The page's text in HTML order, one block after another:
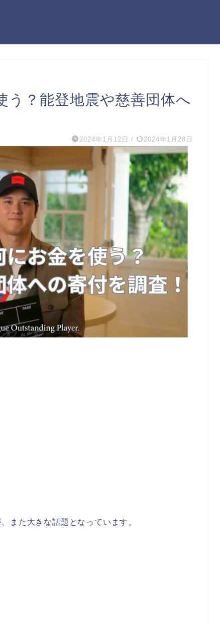
う？能登地震や慈善団体へ
2024年1月12日 / 2024年1月28日
また大きな話題となっています。